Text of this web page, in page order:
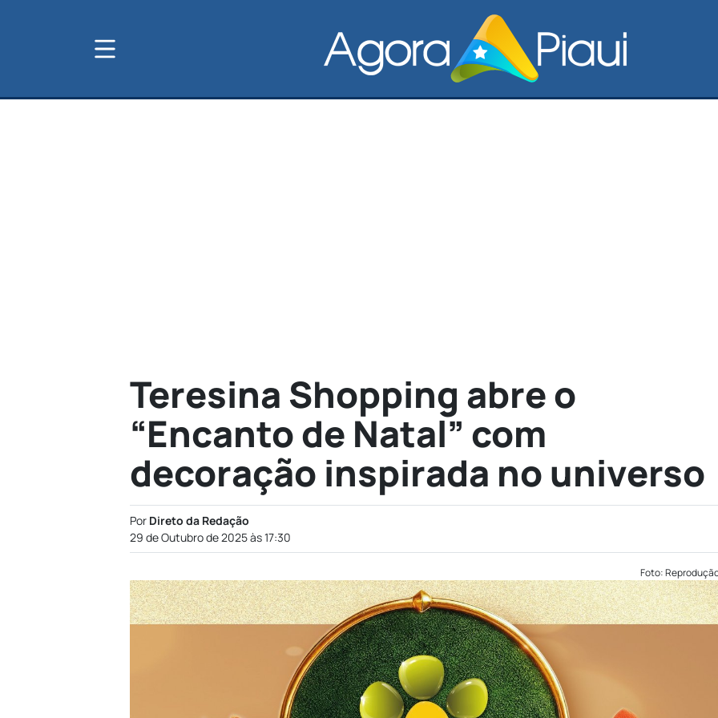
Teresina Shopping abre o
“Encanto de Natal” com
decoração inspirada no universo
Por Direto da Redação
29 de Outubro de 2025 às 17:30
Foto: